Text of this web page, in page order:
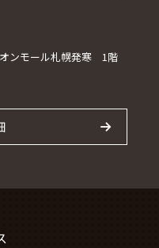
ンモール札幌発寒 1階